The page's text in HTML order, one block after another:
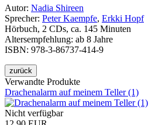
Autor: Nadia Shireen
Sprecher: Peter Kaempfe, Erkki Hopf
Hörbuch, 2 CDs, ca. 145 Minuten
Altersempfehlung: ab 8 Jahre
ISBN: 978-3-86737-414-9
Verwandte Produkte
Drachenalarm auf meinem Teller (1)
Nicht verfügbar